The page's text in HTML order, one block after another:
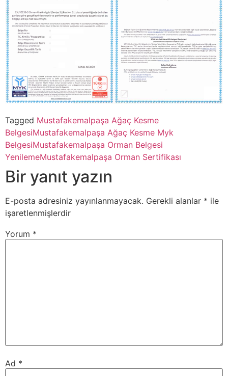
Tagged Mustafakemalpaşa Ağaç Kesme
BelgesiMustafakemalpaşa Ağaç Kesme Myk
BelgesiMustafakemalpaşa Orman Belgesi
YenilemeMustafakemalpaşa Orman Sertifikası
Bir yanıt yazın
E-posta adresiniz yayınlanmayacak. Gerekli alanlar * ile
işaretlenmişlerdir
Yorum *
Ad *